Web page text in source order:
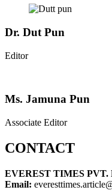
Dr. Dut Pun
Editor
Ms. Jamuna Pun
Associate Editor
CONTACT
EVEREST TIMES PVT.
Email: